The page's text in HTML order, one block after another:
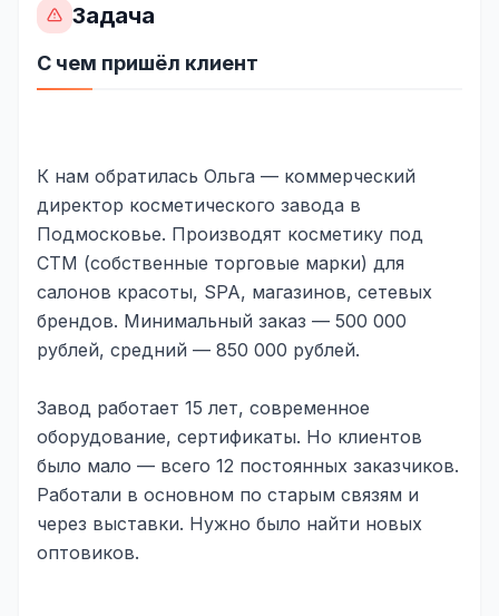
ТАРГЕТИРОВАННАЯ РЕКЛАМА
Реклама в VK
Реклама в Facebook
Реклама в Instagram
Реклама в Одноклассниках
ИНТЕРНЕТ-МАГАЗИНЫ
Настройка магазина
Омниканальность
1С интеграция
Платежные системы
Складской учёт
Задача
С чем пришёл клиент
К нам обратилась Ольга — коммерческий
директор косметического завода в
Подмосковье. Производят косметику под
СТМ (собственные торговые марки) для
салонов красоты, SPA, магазинов, сетевых
брендов. Минимальный заказ — 500 000
рублей, средний — 850 000 рублей.
Завод работает 15 лет, современное
оборудование, сертификаты. Но клиентов
было мало — всего 12 постоянных заказчиков.
Работали в основном по старым связям и
через выставки. Нужно было найти новых
оптовиков.